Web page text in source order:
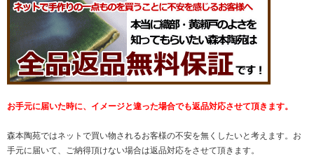
お手元に届いた時に、イメージと違った場合でも返品対応させて頂きます。
森本陶苑ではネットで買い物されるお客様の不安を無くしたいと考えます。お
手元に届いて、ご納得頂けない場合は返品対応をさせて頂きます。